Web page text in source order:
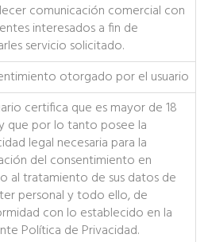
comunicación comercial con
interesados a fin de
servicio solicitado.
otorgado por el usuario
certifica que es mayor de 18
que por lo tanto posee la
legal necesaria para la
del consentimiento en
al tratamiento de sus datos de
personal y todo ello, de
con lo establecido en la
Política de Privacidad.